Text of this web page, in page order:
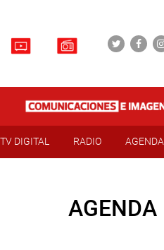
TV DIGITAL RADIO AGENDA
AGENDA